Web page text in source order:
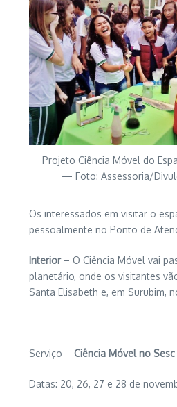
Projeto Ciência Móvel do
— Foto: Assessoria/
Os interessados em visitar o
pessoalmente no Ponto de
Interior – O Ciência Móvel vai
planetário, onde os visitantes
Santa Elisabeth e, em Surubim,
Serviço – Ciência Móvel no Sesc
Datas: 20, 26, 27 e 28 de